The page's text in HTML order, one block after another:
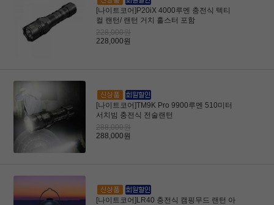
[나이트코어]P20iX 4000루멘 충전식 텍티
컬 랜턴/ 랜턴 거치 홀스터 포함
228,000원
228,000원
[나이트코어]TM9K Pro 9900루멘 510미터
서치빔 충전식 전술랜턴
288,000원
288,000원
[나이트코어]LR40 충전식 캠핑무드 랜턴 아